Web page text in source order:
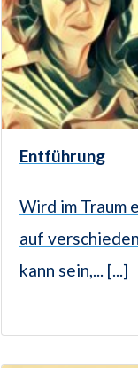
Entführung
Wird im Traum
auf
kann sein,... [...]